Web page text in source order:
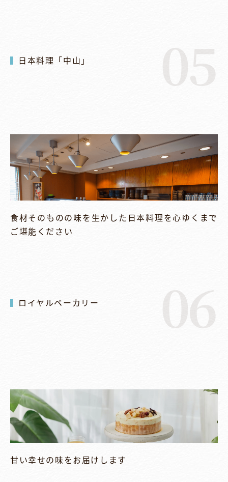
日本料理「中山」 05
食材そのものの味を生かした日本料理を心ゆくまで
ご堪能ください
ロイヤルベーカリー 06
甘い幸せの味をお届けします